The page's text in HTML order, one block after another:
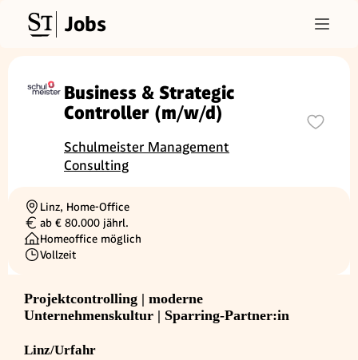
Jobs
Business & Strategic
Controller (m/w/d)
Schulmeister Management
Consulting
Ortschaft
Linz, Home-Office
Gehalt
ab € 80.000 jährl.
Homeoffice möglich
Beschäftigungsart
Vollzeit
Projektcontrolling | moderne
Unternehmenskultur | Sparring-Partner:in
Linz/Urfahr